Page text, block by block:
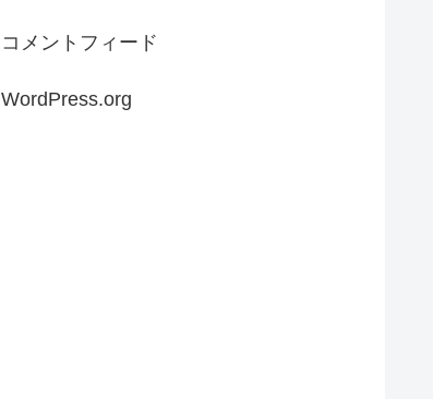
コメントフィード
WordPress.org